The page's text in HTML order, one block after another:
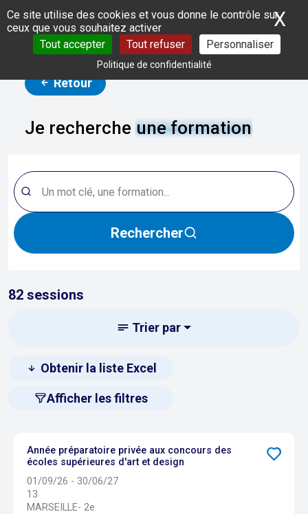
Panneau de gestion des cookies
Ce site utilise des cookies et vous donne le contrôle sur
ceux que vous souhaitez activer
Tout accepter
Tout refuser Personnaliser
Politique de confidentialité
X
Retour
Je recherche une formation
Rechercher
Afficher les filtres
82 sessions
Trier par
Obtenir la liste Excel
Année préparatoire privée aux concours des
écoles supérieures d'art et design
01/09/26 - 30/06/27
13
MARSEILLE- 2e